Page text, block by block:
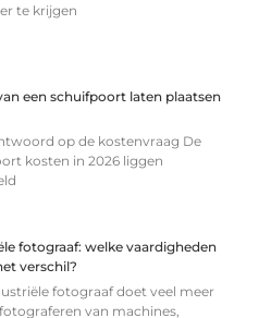
te krijgen
een schuifpoort laten plaatsen
op de kostenvraag De
kosten in 2026 liggen
fotograaf: welke vaardigheden
verschil?
fotograaf doet veel meer
van machines,